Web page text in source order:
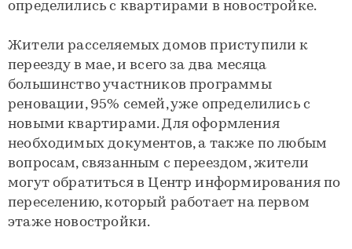
определились с квартирами в новостройке.
Жители расселяемых домов приступили к
переезду в мае, и всего за два месяца
большинство участников программы
реновации, 95% семей, уже определились с
новыми квартирами. Для оформления
необходимых документов, а также по любым
вопросам, связанным с переездом, жители
могут обратиться в Центр информирования по
переселению, который работает на первом
этаже новостройки.